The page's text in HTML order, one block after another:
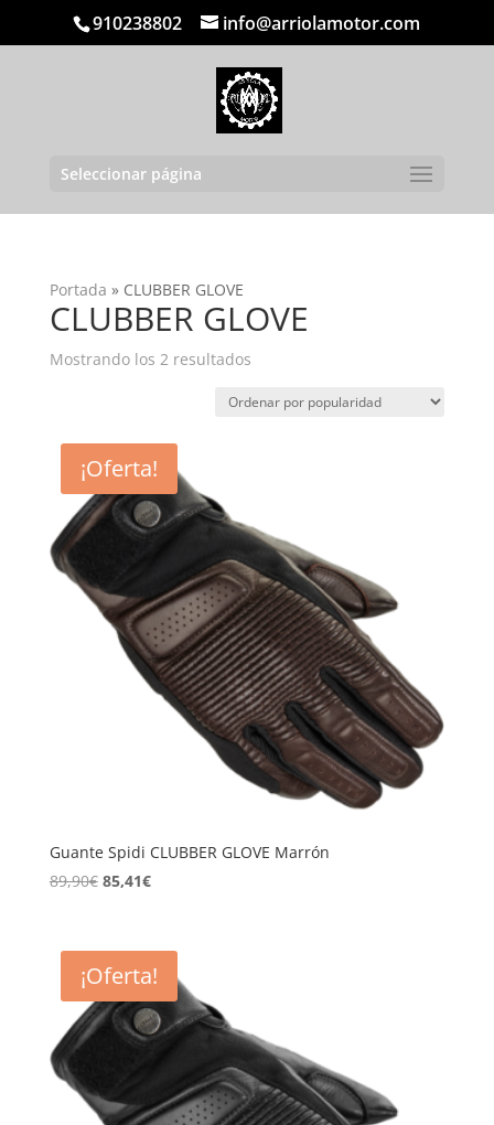
910238802 info@arriolamotor.com
Seleccionar página
Portada » CLUBBER GLOVE
CLUBBER GLOVE
Mostrando los 2 resultadosOrdenado
popularidad
¡Oferta!
Guante Spidi CLUBBER GLOVE Marrón
89,90€ El
era:
89,90€.
85,41€El
es:
85,41€.
¡Oferta!